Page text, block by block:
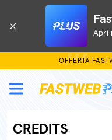
Apri
OFFERTA
CREDITS